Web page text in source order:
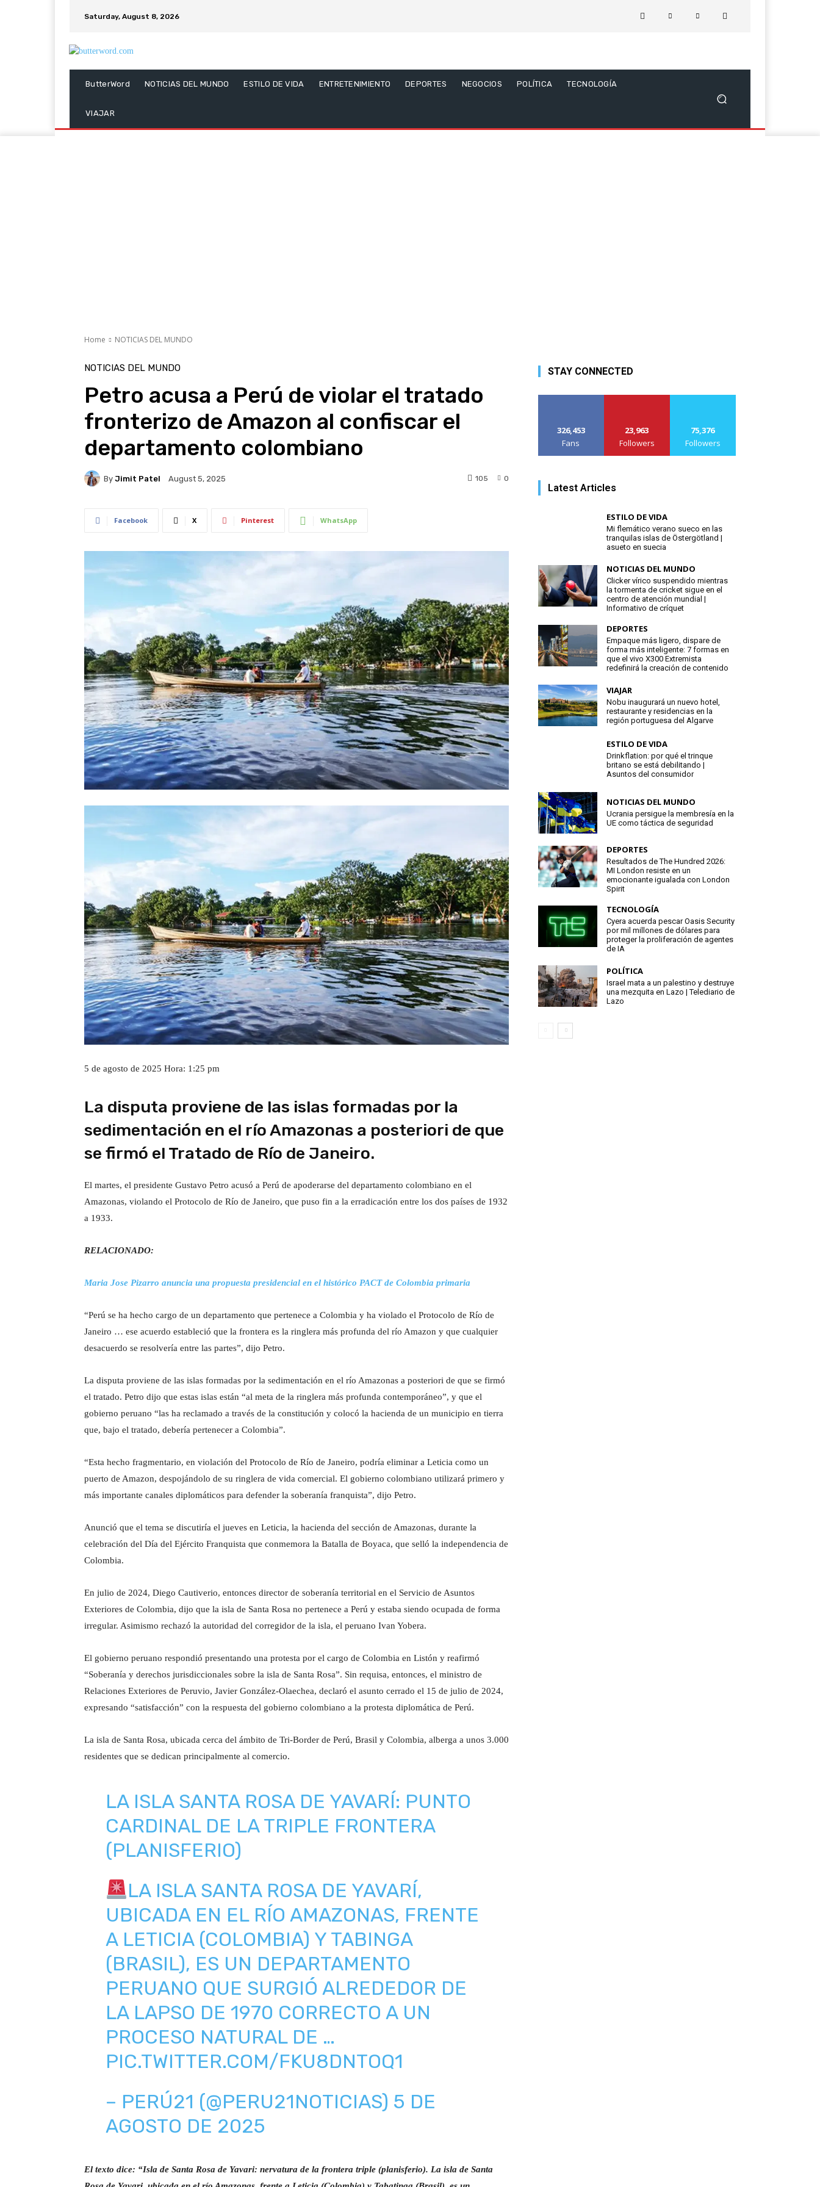
Saturday, August 8, 2026
ButterWord NOTICIAS DEL MUNDO ESTILO DE VIDA ENTRETENIMIENTO DEPORTES NEGOCIOS POLÍTICA TECNOLOGÍA
VIAJAR
Home NOTICIAS DEL MUNDO
NOTICIAS DEL MUNDO
Petro acusa a Perú de violar el tratado
fronterizo de Amazon al confiscar el
departamento colombiano
By Jimit Patel August 5, 2025 0
105
Facebook X Pinterest WhatsApp
5 de agosto de 2025 Hora: 1:25 pm
La disputa proviene de las islas formadas por la
sedimentación en el río Amazonas a posteriori de que
se firmó el Tratado de Río de Janeiro.
El martes, el presidente Gustavo Petro acusó a Perú de apoderarse del departamento colombiano en el
Amazonas, violando el Protocolo de Río de Janeiro, que puso fin a la erradicación entre los dos países de 1932
a 1933.
RELACIONADO:
Maria Jose Pizarro anuncia una propuesta presidencial en el histórico PACT de Colombia primaria
“Perú se ha hecho cargo de un departamento que pertenece a Colombia y ha violado el Protocolo de Río de
Janeiro … ese acuerdo estableció que la frontera es la ringlera más profunda del río Amazon y que cualquier
desacuerdo se resolvería entre las partes”, dijo Petro.
La disputa proviene de las islas formadas por la sedimentación en el río Amazonas a posteriori de que se firmó
el tratado. Petro dijo que estas islas están “al meta de la ringlera más profunda contemporáneo”, y que el
gobierno peruano “las ha reclamado a través de la constitución y colocó la hacienda de un municipio en tierra
que, bajo el tratado, debería pertenecer a Colombia”.
“Esta hecho fragmentario, en violación del Protocolo de Río de Janeiro, podría eliminar a Leticia como un
puerto de Amazon, despojándolo de su ringlera de vida comercial. El gobierno colombiano utilizará primero y
más importante canales diplomáticos para defender la soberanía franquista”, dijo Petro.
Anunció que el tema se discutiría el jueves en Leticia, la hacienda del sección de Amazonas, durante la
celebración del Día del Ejército Franquista que conmemora la Batalla de Boyaca, que selló la independencia de
Colombia.
En julio de 2024, Diego Cautiverio, entonces director de soberanía territorial en el Servicio de Asuntos
Exteriores de Colombia, dijo que la isla de Santa Rosa no pertenece a Perú y estaba siendo ocupada de forma
irregular. Asimismo rechazó la autoridad del corregidor de la isla, el peruano Ivan Yobera.
El gobierno peruano respondió presentando una protesta por el cargo de Colombia en Listón y reafirmó
“Soberanía y derechos jurisdiccionales sobre la isla de Santa Rosa”. Sin requisa, entonces, el ministro de
Relaciones Exteriores de Peruvio, Javier González-Olaechea, declaró el asunto cerrado el 15 de julio de 2024,
expresando “satisfacción” con la respuesta del gobierno colombiano a la protesta diplomática de Perú.
La isla de Santa Rosa, ubicada cerca del ámbito de Tri-Border de Perú, Brasil y Colombia, alberga a unos 3.000
residentes que se dedican principalmente al comercio.
LA ISLA SANTA ROSA DE YAVARÍ: PUNTO
CARDINAL DE LA TRIPLE FRONTERA
(PLANISFERIO)
LA ISLA SANTA ROSA DE YAVARÍ,
UBICADA EN EL RÍO AMAZONAS, FRENTE
A LETICIA (COLOMBIA) Y TABINGA
(BRASIL), ES UN DEPARTAMENTO
PERUANO QUE SURGIÓ ALREDEDOR DE
LA LAPSO DE 1970 CORRECTO A UN
PROCESO NATURAL DE …
PIC.TWITTER.COM/FKU8DNTOQ1
– PERÚ21 (@PERU21NOTICIAS) 5 DE
AGOSTO DE 2025
El texto dice: “Isla de Santa Rosa de Yavari: nervatura de la frontera triple (planisferio). La isla de Santa
STAY CONNECTED
326,453
Fans
23,963
Followers
75,376
Followers
Latest Articles
ESTILO DE VIDA
Mi flemático verano sueco en las
tranquilas islas de Östergötland |
asueto en suecia
NOTICIAS DEL MUNDO
Clicker vírico suspendido mientras
la tormenta de cricket sigue en el
centro de atención mundial |
Informativo de críquet
DEPORTES
Empaque más ligero, dispare de
forma más inteligente: 7 formas en
que el vivo X300 Extremista
redefinirá la creación de contenido
VIAJAR
Nobu inaugurará un nuevo hotel,
restaurante y residencias en la
región portuguesa del Algarve
ESTILO DE VIDA
Drinkflation: por qué el trinque
britano se está debilitando |
Asuntos del consumidor
NOTICIAS DEL MUNDO
Ucrania persigue la membresía en la
UE como táctica de seguridad
DEPORTES
Resultados de The Hundred 2026:
MI London resiste en un
emocionante igualada con London
Spirit
TECNOLOGÍA
Cyera acuerda pescar Oasis Security
por mil millones de dólares para
proteger la proliferación de agentes
de IA
POLÍTICA
Israel mata a un palestino y destruye
una mezquita en Lazo | Telediario de
Lazo